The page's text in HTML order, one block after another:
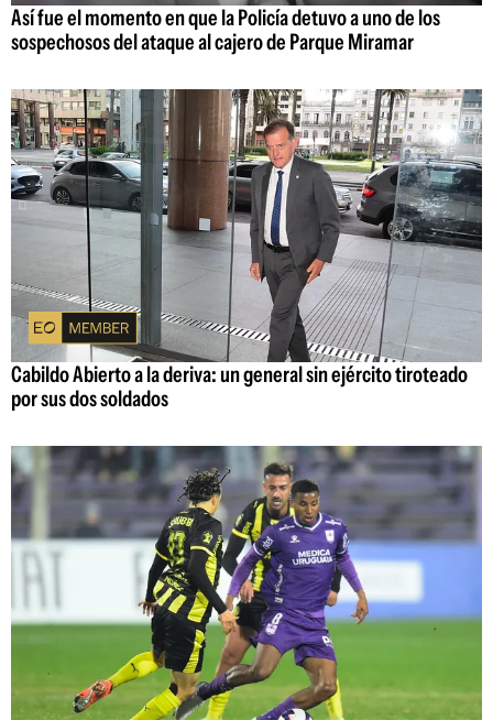
Así fue el momento en que la Policía detuvo a uno de los
sospechosos del ataque al cajero de Parque Miramar
Cabildo Abierto a la deriva: un general sin ejército tiroteado
por sus dos soldados